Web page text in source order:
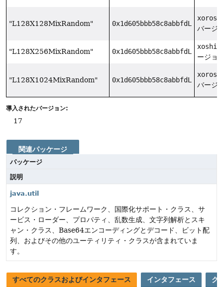
"L128X128MixRandom" 0x1d605bbb58c8abbfdL
バージ
"L128X256MixRandom" 0x1d605bbb58c8abbfdL
ージョ
"L128X1024MixRandom" 0x1d605bbb58c8abbfdL
バージ
導入されたバージョン:
17
関連パッケージ
パッケージ
説明
java.util
コレクション・フレームワーク、国際化サポート・クラス、サ
ービス・ローダー、プロパティ、乱数生成、文字列解析とスキ
ャン・クラス、Base64エンコーディングとデコード、ビット配
列、およびその他のユーティリティ・クラスが含まれていま
す。
すべてのクラスおよびインタフェース インタフェース ク